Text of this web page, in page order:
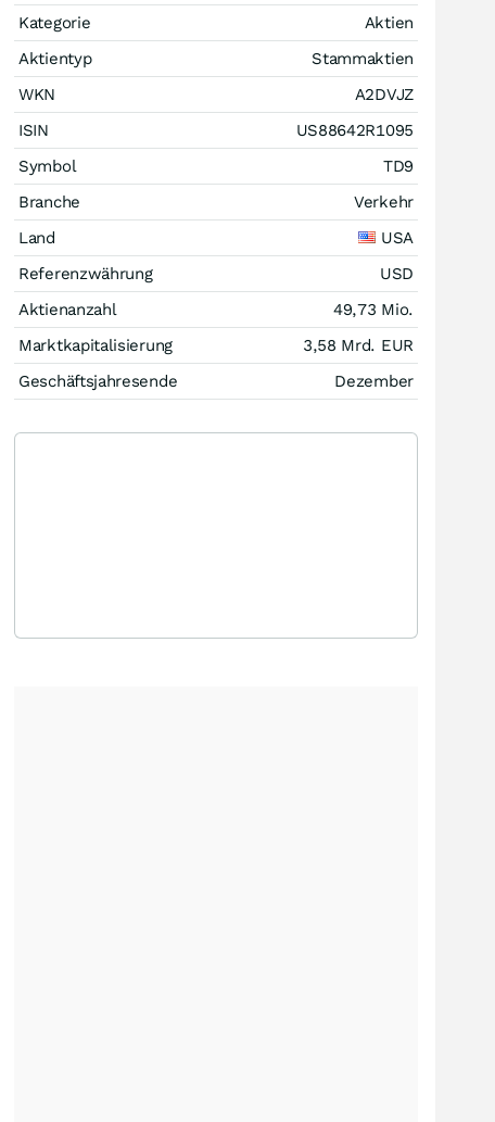
Kategorie
Aktien
Aktientyp
Stammaktien
WKN
A2DVJZ
ISIN
US88642R1095
Symbol
TD9
Branche
Verkehr
Land
USA
Referenzwährung
USD
Aktienanzahl
49,73 Mio.
Marktkapitalisierung
3,58 Mrd. EUR
Geschäftsjahresende
Dezember